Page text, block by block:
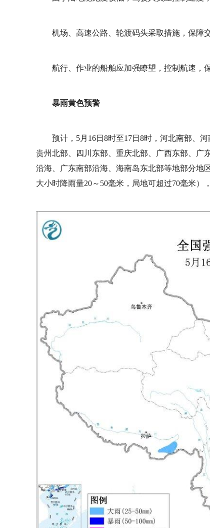
机场、高速公路、轮渡码头采取措施，保障
航行、作业的船舶应加强瞭望，控制航速，
暴雨黄色预警
预计，5月16日8时至17日8时，河北南部、
贵州北部、四川东部、重庆北部、广西东部、广
沿海、广东南部沿海、海南岛东北部等地部分地
大小时降雨量20～50毫米，局地可超过70毫米）